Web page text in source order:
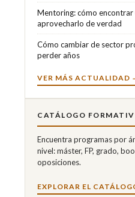
Mentoring: cómo
aprovecharlo de verdad
Cómo cambiar de sector
perder años
VER MÁS ACTUALIDAD
CATÁLOGO
Encuentra programas por
nivel: máster, FP, grado,
oposiciones.
EXPLORAR EL